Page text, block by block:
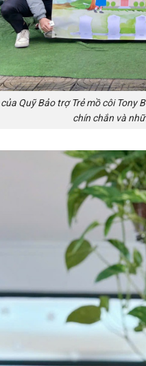
Quỹ Bảo trợ Trẻ mồ côi Tony
chín chắn và